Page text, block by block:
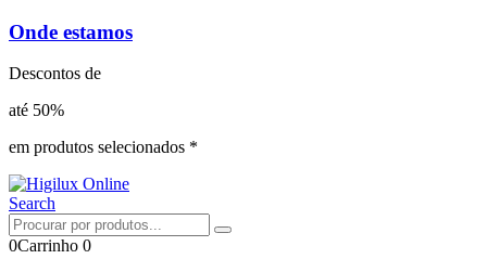
Onde estamos
Descontos de
até 50%
em produtos selecionados *
Search
0Carrinho 0